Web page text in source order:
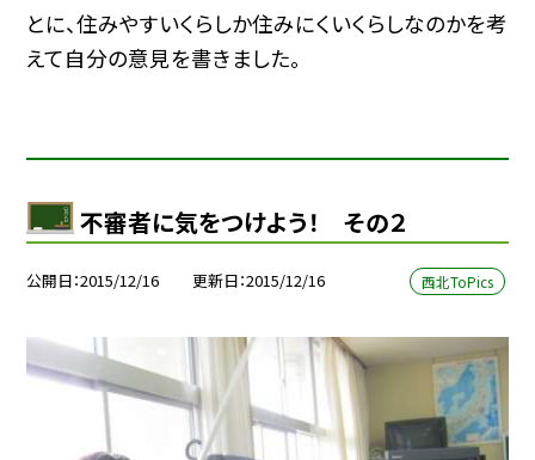
とに、住みやすいくらしか住みにくいくらしなのかを考
えて自分の意見を書きました。
不審者に気をつけよう！ その２
公開日 2015/12/16 更新日 2015/12/16 西北ToPics